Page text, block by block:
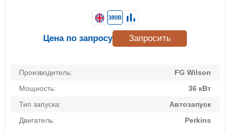
Производитель:
FG Wilson
Мощность:
36 кВт
Тип запуска:
Автозапуск
Двигатель:
Perkins
380В
Цена по запросу Запросить